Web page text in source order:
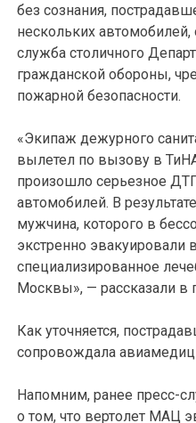
без сознания,
нескольких
служба столичного
гражданской обороны,
пожарной безопасности.
«Экипаж дежурного
вылетел по вызову в
произошло серьезное
автомобилей. В
мужчина, которого в
экстренно эвакуировали
специализированное
Москвы», — рассказали в
Как уточняется,
сопровождала
Напомним, ранее пресс-
о том, что вертолет МАЦ